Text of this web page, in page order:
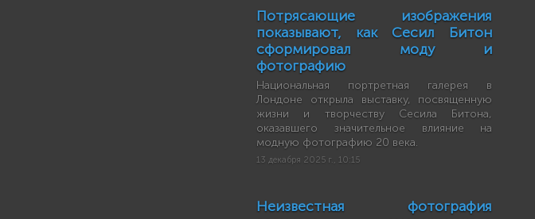
Потрясающие изображения
показывают, как Сесил Битон
сформировал моду и
фотографию
Национальная портретная галерея в
Лондоне открыла выставку, посвященную
жизни и творчеству Сесила Битона,
оказавшего значительное влияние на
модную фотографию 20 века.
13 декабря 2025 г., 10:15
Неизвестная фотография